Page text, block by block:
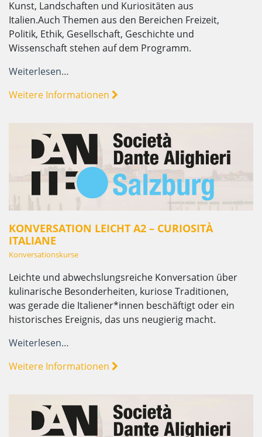
Kunst, Landschaften und Kuriositäten aus
Italien.Auch Themen aus den Bereichen Freizeit,
Politik, Ethik, Gesellschaft, Geschichte und
Wissenschaft stehen auf dem Programm.
Weiterlesen…
Weitere Informationen
KONVERSATION LEICHT A2 – CURIOSITÀ
ITALIANE
Konversationskurse
Leichte und abwechslungsreiche Konversation über
kulinarische Besonderheiten, kuriose Traditionen,
was gerade die Italiener*innen beschäftigt oder ein
historisches Ereignis, das uns neugierig macht.
Weiterlesen…
Weitere Informationen